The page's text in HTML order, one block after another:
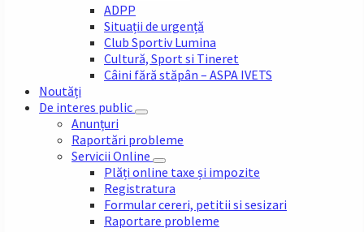
ADPP
Situații de urgență
Club Sportiv Lumina
Cultură, Sport si Tineret
Câini fără stăpân – ASPA IVETS
Noutăți
De interes public
Anunțuri
Raportări probleme
Servicii Online
Plăți online taxe și impozite
Registratura
Formular cereri, petitii si sesizari
Raportare probleme